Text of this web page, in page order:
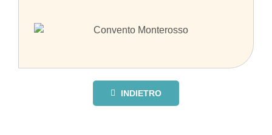
INDIETRO